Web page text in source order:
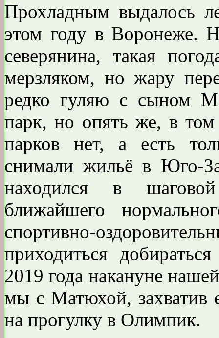
Прохладным выдалось
этом году в Воронеже.
северянина, такая
мерзляком, но жару
редко гуляю с сыном
парк, но опять же, в
парков нет, а есть
снимали жильё в Юго-
находился в
ближайшего
спортивно-
приходиться
2019 года накануне
мы с Матюхой, захватив
на прогулку в Олимпик.